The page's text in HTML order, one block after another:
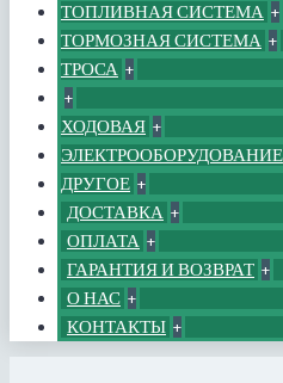
ТОПЛИВНАЯ СИСТЕМА +
ТОРМОЗНАЯ СИСТЕМА +
ТРОСА +
+
ХОДОВАЯ +
ЭЛЕКТРООБОРУДОВАНИЕ
ДРУГОЕ +
ДОСТАВКА +
ОПЛАТА +
ГАРАНТИЯ И ВОЗВРАТ +
О НАС +
КОНТАКТЫ +